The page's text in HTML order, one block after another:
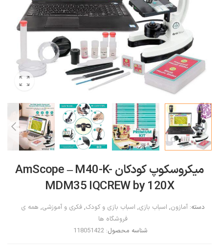
میکروسکوپ کودکان AmScope – M40-K-
MDM35 IQCREW by 120X
دسته:آمازون, اسباب بازی, اسباب بازی و کودک,فکری و آموزشی, همه ی
فروشگاه ها
شناسه محصول:118051422